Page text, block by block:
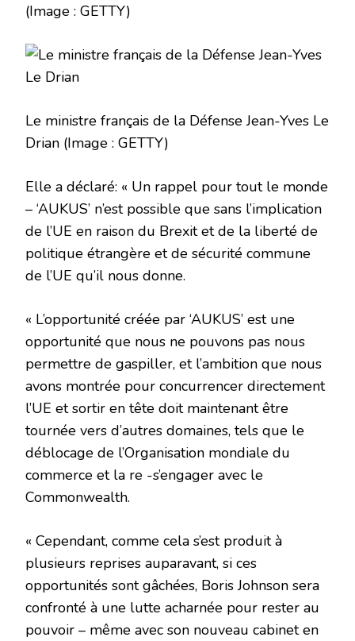
(Image : GETTY)
Le ministre français de la Défense Jean-Yves Le
Drian (Image : GETTY)
Elle a déclaré: « Un rappel pour tout le monde
– ‘AUKUS’ n’est possible que sans l’implication
de l’UE en raison du Brexit et de la liberté de
politique étrangère et de sécurité commune
de l’UE qu’il nous donne.
« L’opportunité créée par ‘AUKUS’ est une
opportunité que nous ne pouvons pas nous
permettre de gaspiller, et l’ambition que nous
avons montrée pour concurrencer directement
l’UE et sortir en tête doit maintenant être
tournée vers d’autres domaines, tels que le
déblocage de l’Organisation mondiale du
commerce et la re -s’engager avec le
Commonwealth.
« Cependant, comme cela s’est produit à
plusieurs reprises auparavant, si ces
opportunités sont gâchées, Boris Johnson sera
confronté à une lutte acharnée pour rester au
pouvoir – même avec son nouveau cabinet en